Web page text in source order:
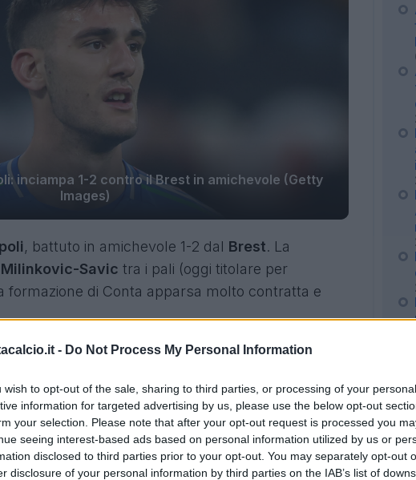
- Do Not Process My Personal Information
wish to opt-out of the sale, sharing to third parties, or processing of your
information for targeted advertising by us, please use the below opt-out
your selection. Please note that after your opt-out request is processed you
seeing interest-based ads based on personal information utilized by us or
disclosed to third parties prior to your opt-out. You may separately opt-out
disclosure of your personal information by third parties on the IAB’s list of
inciampa 1-2 contro il Brest in amichevole (Getty
Images)
, battuto in amichevole 1-2 dal Brest. La
Milinkovic-Savic tra i pali (oggi titolare per
formazione di Conta apparsa molto contratta e
rispondo conLucca , premiato alla perfezione